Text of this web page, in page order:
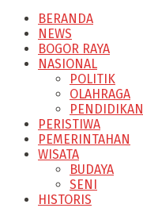
BERANDA
NEWS
BOGOR RAYA
NASIONAL
POLITIK
OLAHRAGA
PENDIDIKAN
PERISTIWA
PEMERINTAHAN
WISATA
BUDAYA
SENI
HISTORIS